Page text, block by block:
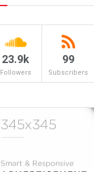
23.9k
Followers
99
Subscribers